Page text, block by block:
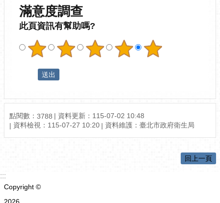
滿意度調查
此頁資訊有幫助嗎?
點閱數： 3788
資料更新：115-07-02 10:48
資料檢視：115-07-27 10:20
資料維護：臺北市政府衛生局
回上一頁
:::
Copyright ©